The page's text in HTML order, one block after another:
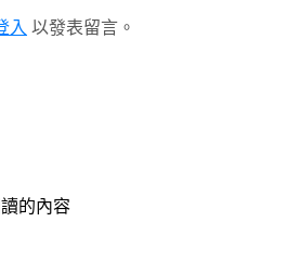
入 以發表留言。
的內容